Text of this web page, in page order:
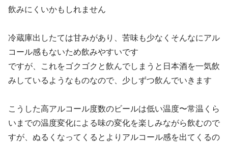
飲みにくいかもしれません
冷蔵庫出したては甘みがあり、苦味も少なくそんなにアル
コール感もないため飲みやすいです
ですが、これをゴクゴクと飲んでしまうと日本酒を一気飲
みしているようなものなので、少しずつ飲んでいきます
こうした高アルコール度数のビールは低い温度〜常温くら
いまでの温度変化による味の変化を楽しみながら飲むので
すが、ぬるくなってくるとよりアルコール感を出てくるの